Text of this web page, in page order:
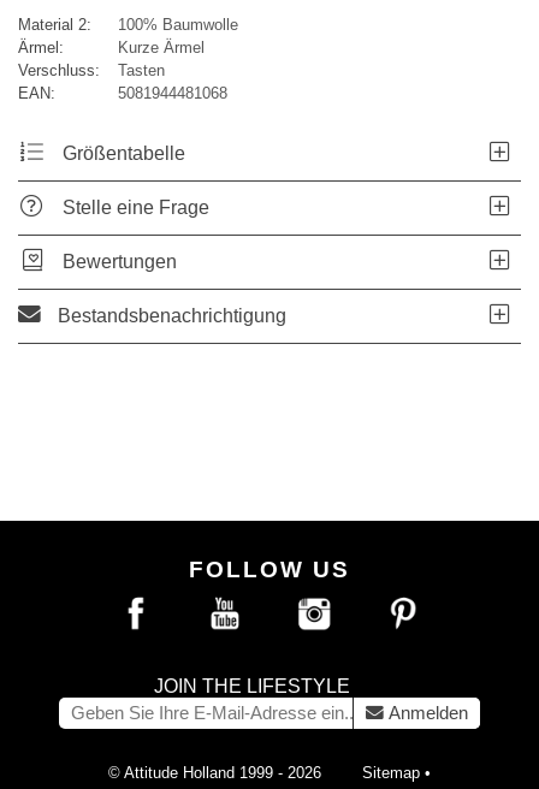
Material 2:
100% Baumwolle
Ärmel:
Kurze Ärmel
Verschluss:
Tasten
EAN:
5081944481068
Größentabelle
Stelle eine Frage
Bewertungen
Bestandsbenachrichtigung
FOLLOW US
JOIN THE LIFESTYLE
Anmelden
© Attitude Holland 1999 - 2026 Sitemap •